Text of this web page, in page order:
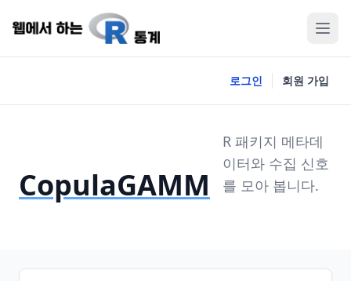
로그인 회원 가입
CopulaGAMM
R 패키지 메타데
이터와 수집 신호
를 모아 봅니다.